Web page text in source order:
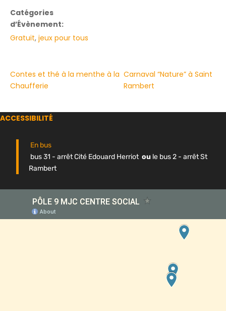
Catégories
d’Évènement:
Gratuit, jeux pour tous
Contes et thé à la menthe à la
Chaufferie
Carnaval “Nature” à Saint
Rambert
ACCESSIBILITÉ
En bus
bus 31 - arrêt Cité Edouard Herriot ou le bus 2 - arrêt St
Rambert